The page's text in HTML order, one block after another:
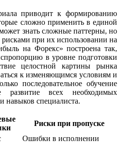
приводит к формированию
сложно применить в единой
знать сложные паттерны, но
при их использовании на
на Форекс» построена так,
в уровне подготовки
целостной картины рынка
к изменяющимся условиям и
последовательное обучение
развитие всех необходимых
навыков специалиста.
Риски при пропуске
Ошибки в исполнении